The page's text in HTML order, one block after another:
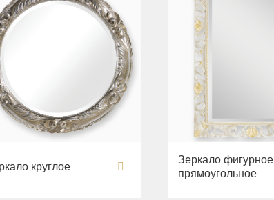
круглое
Зеркало фигурное
прямоугольное